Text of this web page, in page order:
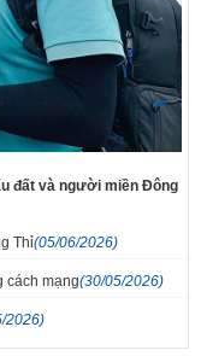
đất và người miền Đông
Thỉ(05/06/2026)
cách mạng(30/05/2026)
2026)